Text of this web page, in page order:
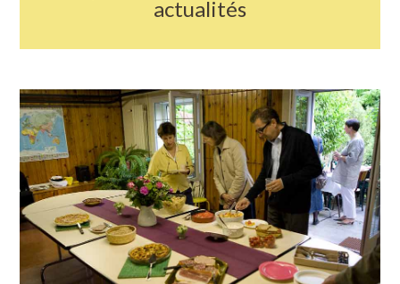
actualités